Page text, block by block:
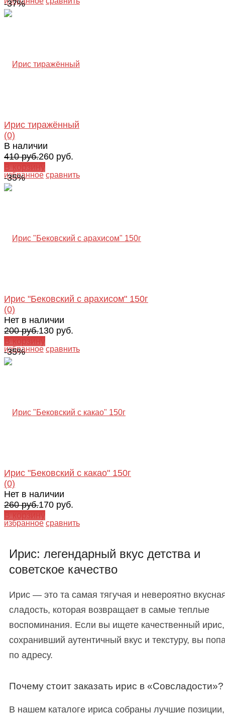
-37%
избранное сравнить
Ирис тиражённый
(0)
В наличии
410 руб.260 руб.
В корзину
-35%
избранное сравнить
Ирис "Бековский с арахисом" 150г
(0)
Нет в наличии
200 руб.130 руб.
В корзину
-35%
избранное сравнить
Ирис "Бековский с какао" 150г
(0)
Нет в наличии
260 руб.170 руб.
В корзину
Ирис: легендарный вкус детства и
советское качество
Ирис — это та самая тягучая и невероятно
сладость, которая возвращает в самые теплые
воспоминания. Если вы ищете качественный ирис,
сохранивший аутентичный вкус и текстуру, вы
по адресу.
Почему стоит заказать ирис в «Совсладости»?
В нашем каталоге ириса собраны лучшие позиции,